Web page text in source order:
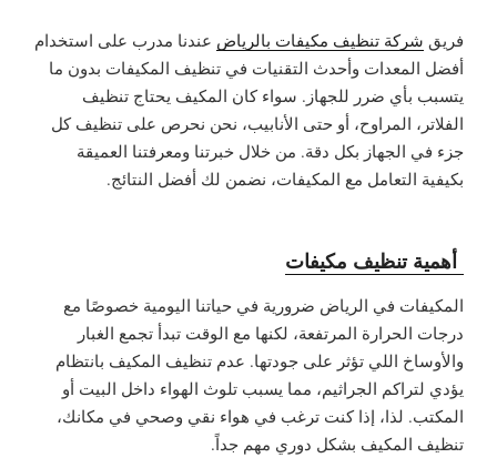
فريق شركة تنظيف مكيفات بالرياض عندنا مدرب على استخدام
أفضل المعدات وأحدث التقنيات في تنظيف المكيفات بدون ما
يتسبب بأي ضرر للجهاز. سواء كان المكيف يحتاج تنظيف
الفلاتر، المراوح، أو حتى الأنابيب، نحن نحرص على تنظيف كل
جزء في الجهاز بكل دقة. من خلال خبرتنا ومعرفتنا العميقة
بكيفية التعامل مع المكيفات، نضمن لك أفضل النتائج.
أهمية تنظيف مكيفات
المكيفات في الرياض ضرورية في حياتنا اليومية خصوصًا مع
درجات الحرارة المرتفعة، لكنها مع الوقت تبدأ تجمع الغبار
والأوساخ اللي تؤثر على جودتها. عدم تنظيف المكيف بانتظام
يؤدي لتراكم الجراثيم، مما يسبب تلوث الهواء داخل البيت أو
المكتب. لذا، إذا كنت ترغب في هواء نقي وصحي في مكانك،
تنظيف المكيف بشكل دوري مهم جداً.